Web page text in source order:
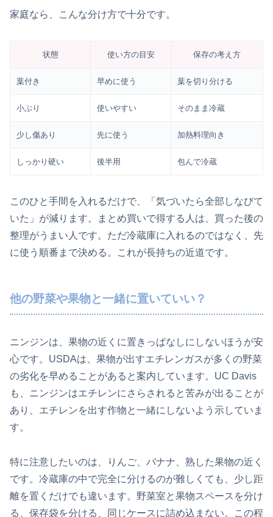
家庭なら、こんな分け方で十分です。
状態 使い方の目安 保存の考え方
葉付き 早めに使う 葉を切り分ける
小ぶり 使いやすい そのまま冷蔵
少し傷あり 先に使う 加熱料理向き
しっかり硬い 後半用 包んで冷蔵
このひと手間を入れるだけで、「気づいたら全部しなびて
いた」が減ります。まとめ買いで得する人は、買った後の
整理がうまい人です。ただ冷蔵庫に入れるのではなく、先
に使う順番まで決める。これが長持ちの近道です。
他の野菜や果物と一緒に置いていい？
ニンジンは、果物の近くに置きっぱなしにしないほうが安
心です。USDAは、果物が出すエチレンガスが多くの野菜
の劣化を早めることがあると案内しています。UC Davis
も、ニンジンはエチレンにさらされると苦みが出ることが
あり、エチレンを出す作物と一緒にしないよう示していま
す。
特に注意したいのは、りんご、バナナ、熟した果物の近く
です。冷蔵庫の中で完全に分けるのが難しくても、少し距
離を置くだけでも違います。野菜室と果物スペースを分け
る、保存袋を分ける、同じケースに詰め込まない。この程